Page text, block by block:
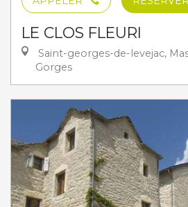
LE CLOS FLEURI
Saint-georges-de-levejac,
Gorges